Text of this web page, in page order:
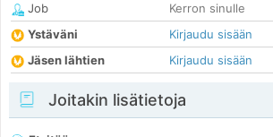
Job
Kerron sinulle
Ystäväni
Kirjaudu sisään
Jäsen lähtien
Kirjaudu sisään
Joitakin lisätietoja